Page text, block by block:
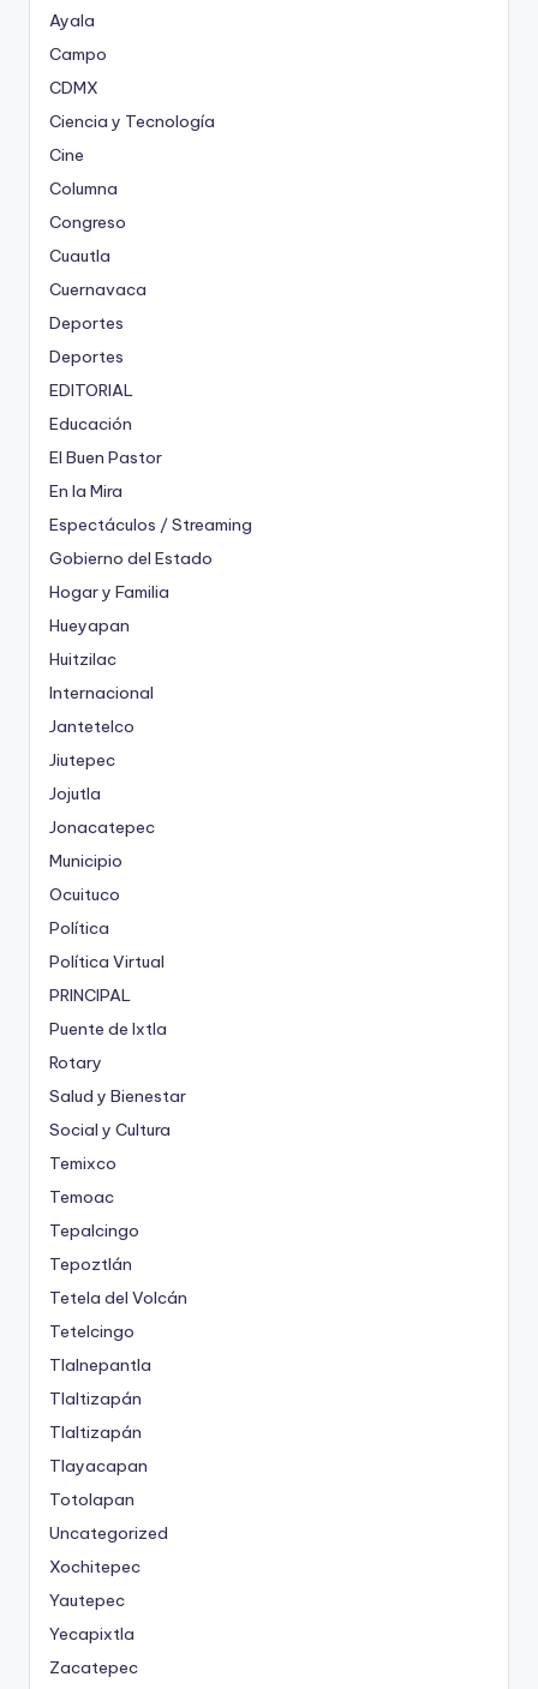
Ayala
Campo
CDMX
Ciencia y Tecnología
Cine
Columna
Congreso
Cuautla
Cuernavaca
Deportes
Deportes
EDITORIAL
Educación
El Buen Pastor
En la Mira
Espectáculos / Streaming
Gobierno del Estado
Hogar y Familia
Hueyapan
Huitzilac
Internacional
Jantetelco
Jiutepec
Jojutla
Jonacatepec
Municipio
Ocuituco
Política
Política Virtual
PRINCIPAL
Puente de Ixtla
Rotary
Salud y Bienestar
Social y Cultura
Temixco
Temoac
Tepalcingo
Tepoztlán
Tetela del Volcán
Tetelcingo
Tlalnepantla
Tlaltizapán
Tlaltizapán
Tlayacapan
Totolapan
Uncategorized
Xochitepec
Yautepec
Yecapixtla
Zacatepec